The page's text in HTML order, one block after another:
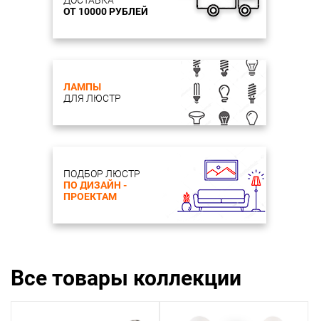
ОТ 10000 РУБЛЕЙ
ЛАМПЫ
ДЛЯ ЛЮСТР
ПОДБОР ЛЮСТР
ПО ДИЗАЙН -
ПРОЕКТАМ
Все товары коллекции